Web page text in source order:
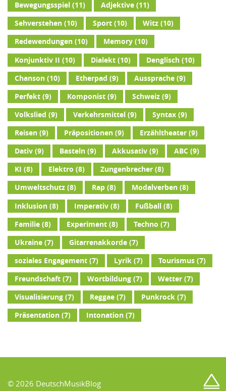
Bewegungsspiel(11) Adjektive(11)
Sehverstehen(10) Sport(10) Witz(10)
Redewendungen(10) Memory(10)
Konjunktiv II (10) Dialekt(10) Denglisch(10)
Chanson(10) Etherpad (9) Aussprache(9)
Perfekt(9) Komponist(9) Schweiz(9)
Volkslied (9) Verkehrsmittel(9) Syntax(9)
Reisen(9) Präpositionen(9) Erzähltheater(9)
Dativ(9) Basteln(9) Akkusativ(9) ABC (9)
KI (8) Elektro (8) Zungenbrecher(8)
Umweltschutz(8) Rap(8) Modalverben(8)
Inklusion(8) Imperativ(8) Fußball(8)
Familie(8) Experiment(8) Techno (7)
Ukraine(7) Gitarrenakkorde(7)
soziales Engagement(7) Lyrik(7) Tourismus(7)
Freundschaft(7) Wortbildung(7) Wetter(7)
Visualisierung(7) Reggae(7) Punkrock(7)
Präsentation(7) Intonation(7)
© 2026 DeutschMusikBlog